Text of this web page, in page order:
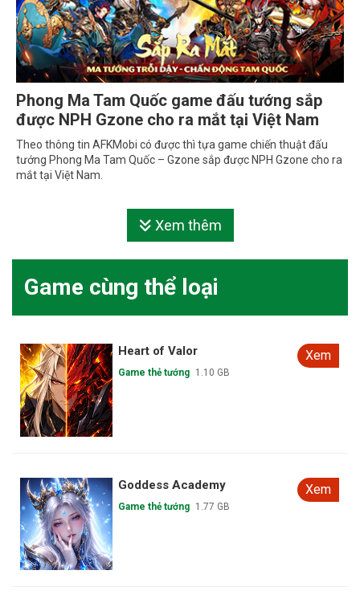
Phong Ma Tam Quốc game đấu tướng sắp
được NPH Gzone cho ra mắt tại Việt Nam
Theo thông tin AFKMobi có được thì tựa game chiến thuật đấu
tướng Phong Ma Tam Quốc – Gzone sắp được NPH Gzone cho ra
mắt tại Việt Nam.
Xem thêm
Game cùng thể loại
Heart of Valor
Game thẻ tướng 1.10 GB
Xem
Goddess Academy
Game thẻ tướng 1.77 GB
Xem